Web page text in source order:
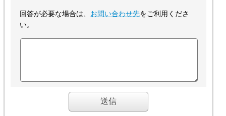
回答が必要な場合は、 お問い合わせ先をご利用くださ
い。